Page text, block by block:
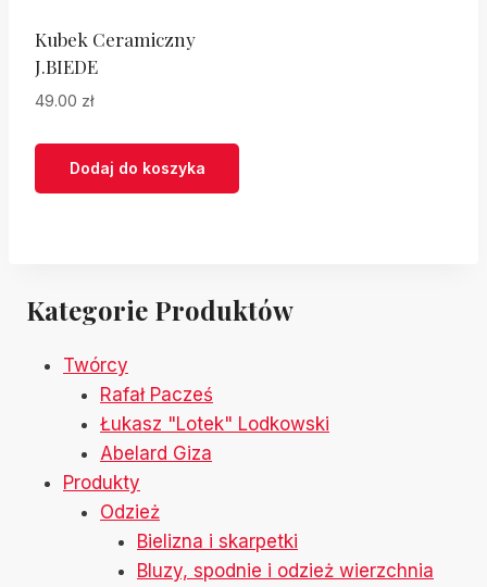
stronie
produktu
Kubek Ceramiczny
J.BIEDE
49.00 zł
Dodaj do koszyka
Kategorie Produktów
Twórcy
Rafał Pacześ
Łukasz "Lotek" Lodkowski
Abelard Giza
Produkty
Odzież
Bielizna i skarpetki
Bluzy, spodnie i odzież wierzchnia